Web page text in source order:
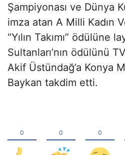
Şampiyonası ve Dünya
imza atan A Milli Kadın
“Yılın Takımı” ödülüne
Sultanları’nın ödülünü
Akif Üstündağ’a Konya
Baykan takdim etti.